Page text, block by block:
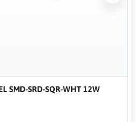
SMD-SRD-SQR-WHT 12W